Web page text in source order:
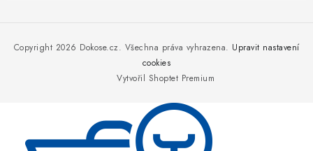
Vytvořil Shoptet Premium
Copyright 2026 Dokose.cz. Všechna práva vyhrazena. Upravit nastavení
cookies